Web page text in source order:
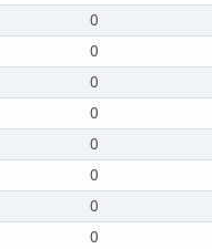
0
0
0
0
0
0
0
0